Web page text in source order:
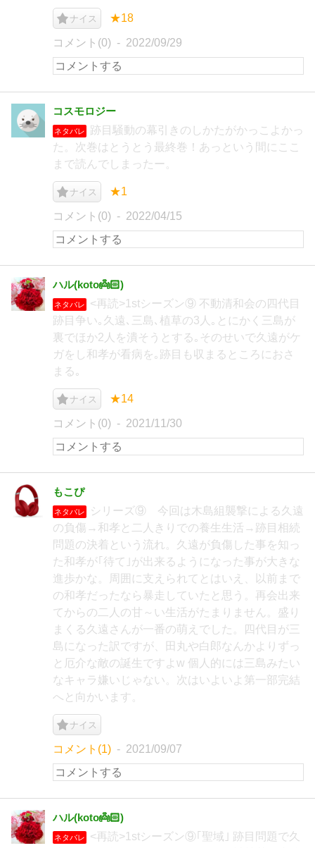
ナイス ★18
コメント(0) 2022/09/29
コスモロジー
ネタバレ
跡目騒動の幕引きのしかたがかっこよかっ
た。次巻はとうとう最終巻！あっという間にここ
まで読んでしまったー。
ナイス ★1
コメント(0) 2022/04/15
ハル(koto👼🏻‎)
ネタバレ
<再読>1stシーズン⑨ 不動清和会の四代目
跡目争い｡久遠､三島､植草の3人｡とにかく三島が
裏でほか2人を潰そうとする｡そのせいで久遠がケ
ガをし和孝が看病を｡跡目も収まるところにおさ
まる｡
ナイス ★14
コメント(0) 2021/11/30
もこぴ
ネタバレ
シリーズ⑨ 今回は木島組襲撃による久遠
の負傷→和孝と二人きりでの養生生活→跡目相続
問題の決着という流れ。久遠が負傷した事を知っ
た和孝が｢待て｣が出来るようになった事が大きな
進歩かな。周囲に支えられてとはいえ、以前まで
の和孝だったなら暴走していたと思う。再会出来
てからの二人の甘～い生活がたまりません。盛り
まくる久遠さんが一番の萌えでした。四代目が三
島になった訳ですが、田丸や白郎なんかよりずっ
と厄介な敵の誕生ですよw 個人的には三島みたい
なキャラ嫌いじゃない。次はいよいよ第一部完結
へと向かいます。
ナイス
コメント(1) 2021/09/07
ハル(koto👼🏻‎)
ネタバレ
<再読>1stシーズン⑨｢聖域｣ 跡目問題で久